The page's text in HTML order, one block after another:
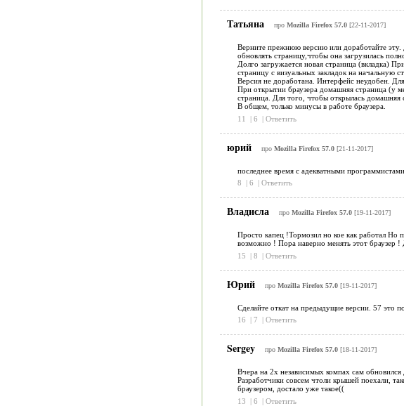
Татьяна про Mozilla Firefox 57.0[22-11-2017]
Верните прежнюю версию или доработайте эту.
обновлять страницу,чтобы она загрузилась
Долго загружается новая страница (вкладка)
страницу с визуальных закладок на начальную
Версия не доработана. Интерфейс неудобен.
При открытии браузера домашняя страница (у
страница. Для того, чтобы открылась домашняя
В общем, только минусы в работе браузера.
11
| 6 | Ответить
юрий про Mozilla Firefox 57.0[21-11-2017]
последнее время с адекватными
8
| 6 | Ответить
Владисла про Mozilla Firefox 57.0[19-11-2017]
Просто капец !Тормозил но кое как работал Но
возможно ! Пора наверно менять этот браузер
15
| 8 | Ответить
Юрий про Mozilla Firefox 57.0[19-11-2017]
Сделайте откат на предыдущие версии. 57 это
16
| 7 | Ответить
Sergey про Mozilla Firefox 57.0[18-11-2017]
Вчера на 2х независимых компах сам
Разработчики совсем чтоли крышей поехали,
браузером, достало уже такое((
13
| 6 | Ответить